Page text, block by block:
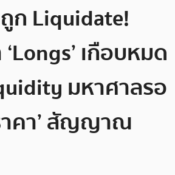
ก Liquidate!
เกือบหมด
มหาศาลรอ
าคา’ สัญญาณ